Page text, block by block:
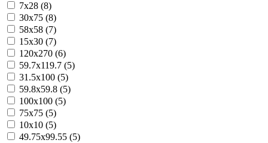
7x28 (8)
30x75 (8)
58x58 (7)
15x30 (7)
120x270 (6)
59.7x119.7 (5)
31.5x100 (5)
59.8x59.8 (5)
100x100 (5)
75x75 (5)
10x10 (5)
49.75x99.55 (5)